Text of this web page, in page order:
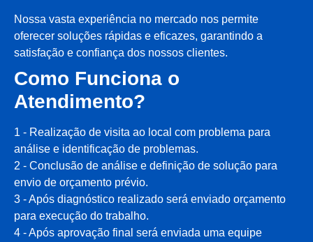
Nossa vasta experiência no mercado nos permite
oferecer soluções rápidas e eficazes, garantindo a
satisfação e confiança dos nossos clientes.
Como Funciona o
Atendimento?
1 - Realização de visita ao local com problema para
análise e identificação de problemas.
2 - Conclusão de análise e definição de solução para
envio de orçamento prévio.
3 - Após diagnóstico realizado será enviado orçamento
para execução do trabalho.
4 - Após aprovação final será enviada uma equipe